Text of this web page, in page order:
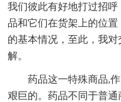
我们彼此有好地打过招
品和它们在货架上的位
的基本情况，至此，我
解。
药品这一特殊商品,作
艰巨的。药品不同于普